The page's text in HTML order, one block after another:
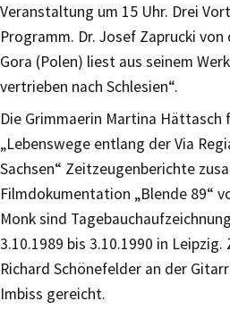
Veranstaltung um 15 Uhr. Drei
Programm. Dr. Josef Zaprucki
Gora (Polen) liest aus seinem
vertrieben nach Schlesien“.
Die Grimmaerin Martina Hättasch
„Lebenswege entlang der Via
Sachsen“ Zeitzeugenberichte
Filmdokumentation „Blende 89“
Monk sind
3.10.1989 bis 3.10.1990 in
Richard Schönefelder an der
Imbiss gereicht.